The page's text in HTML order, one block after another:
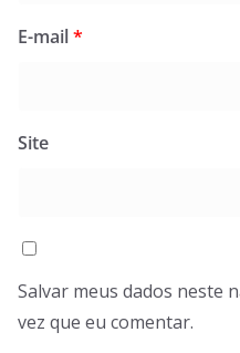
E-mail*
Site
Salvar meus dados neste
vez que eu comentar.